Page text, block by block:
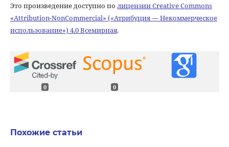
Это произведение доступно по лицензии Creative Commons
«Attribution-NonCommercial» («Атрибуция — Некоммерческое
использование») 4.0 Всемирная.
0 0
Похожие статьи